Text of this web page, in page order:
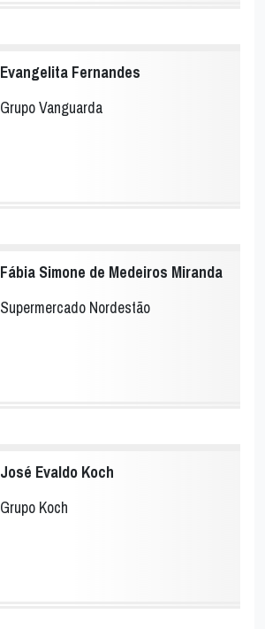
Evangelita Fernandes
Grupo Vanguarda
Fábia Simone de Medeiros Miranda
Supermercado Nordestão
José Evaldo Koch
Grupo Koch